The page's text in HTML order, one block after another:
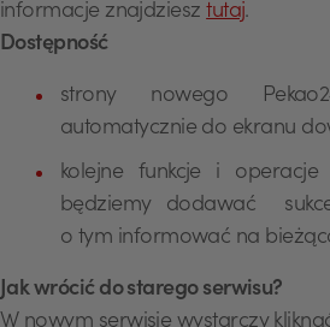
informacje znajdziesztutaj.
Dostępność
strony nowego
automatycznie do ekranu
kolejne funkcje i
będziemy dodawać
o tym informować na
Jak wrócić do starego serwisu?